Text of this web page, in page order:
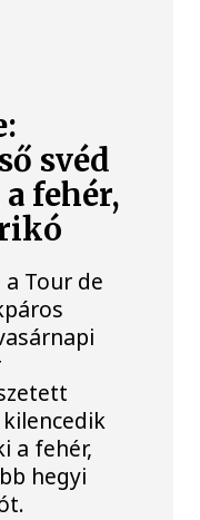
svéd
fehér,
Tour de
a fehér,
hegyi